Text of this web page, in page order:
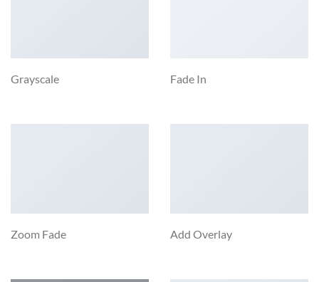
Grayscale Fade In
Zoom Fade Add Overlay